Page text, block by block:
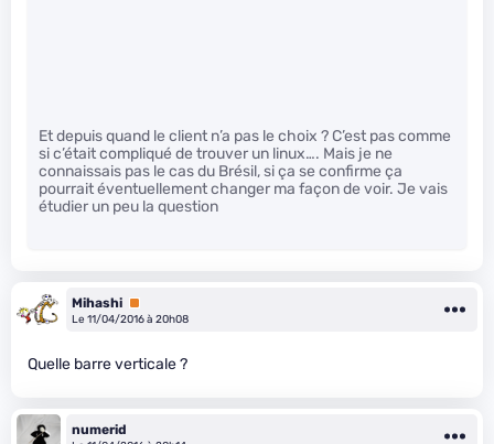
Et depuis quand le client n’a pas le choix ? C’est pas comme
si c’était compliqué de trouver un linux…. Mais je ne
connaissais pas le cas du Brésil, si ça se confirme ça
pourrait éventuellement changer ma façon de voir. Je vais
étudier un peu la question
Mihashi Premium
Le 11/04/2016 à 20h08
Quelle barre verticale ?
numerid